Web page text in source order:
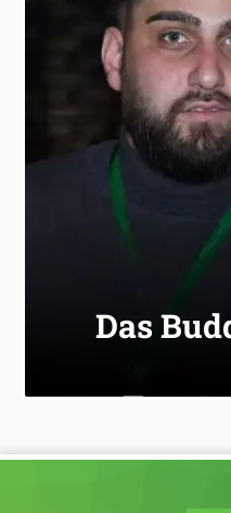
Das
Das
Sollten Sie
benötigen, sprechen
Buddys geben wie
verbinden Sie mit
Don't forget: We